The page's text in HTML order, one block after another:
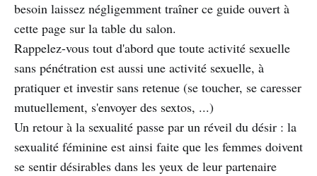
besoin laissez négligemment traîner ce guide ouvert à
cette page sur la table du salon.
Rappelez-vous tout d'abord que toute activité sexuelle
sans pénétration est aussi une activité sexuelle, à
pratiquer et investir sans retenue (se toucher, se caresser
mutuellement, s'envoyer des sextos, ...)
Un retour à la sexualité passe par un réveil du désir : la
sexualité féminine est ainsi faite que les femmes doivent
se sentir désirables dans les yeux de leur partenaire